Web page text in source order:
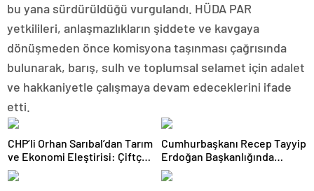
bu yana sürdürüldüğü vurgulandı. HÜDA PAR
yetkilileri, anlaşmazlıkların şiddete ve kavgaya
dönüşmeden önce komisyona taşınması çağrısında
bulunarak, barış, sulh ve toplumsal selamet için adalet
ve hakkaniyetle çalışmaya devam edeceklerini ifade
etti.
CHP’li Orhan Sarıbal’dan Tarım
ve Ekonomi Eleştirisi: Çiftçi
Kaderiyle Baş Başa Kaldı
Cumhurbaşkanı Recep Tayyip
Erdoğan Başkanlığında
Toplanan AK Parti MKYK’da
Gündem “Terörsüz Türkiye”